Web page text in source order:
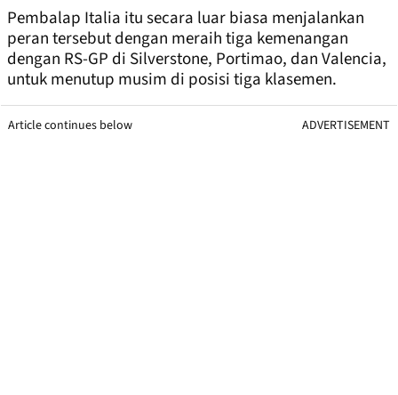
Pembalap Italia itu secara luar biasa menjalankan
peran tersebut dengan meraih tiga kemenangan
dengan RS-GP di Silverstone, Portimao, dan Valencia,
untuk menutup musim di posisi tiga klasemen.
Article continues below ADVERTISEMENT